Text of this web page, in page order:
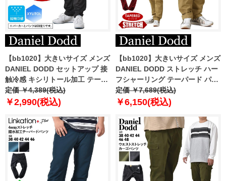
【bb1020】大きいサイズ メンズ
DANIEL DODD セットアップ 接
触冷感 キシリトール加工 テーパ
ード パンツ azswp-230101
定価 ￥4,389(税込)
￥2,990(税込)
【bb1020】大きいサイズ メンズ
DANIEL DODD ストレッチ ハー
フシャーリング テーパード パン
ツ azp230102201t
定価 ￥7,689(税込)
￥6,150(税込)